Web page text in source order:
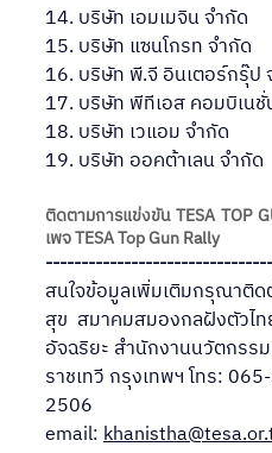
14. บริษัท เอมเมจิน จำกัด
15. บริษัท แซนโกรท จำกัด
16. บริษัท พี.จี อินเตอร์กรุ๊ป
17. บริษัท พีทีเอส คอมบิเนชั่
18. บริษัท เวแอม จำกัด
19. บริษัท ออคต้าเลน จำกัด
ติดตามการแข่งขัน TESA TOP
เพจ TESA Top Gun Rally
สนใจข้อมูลเพิ่มเติมกรุณาติ
สุข  สมาคมสมองกลฝังตัวไ
อัจฉริยะ สำนักงานนวัตกรร
ราชเทวี กรุงเทพฯ โทร:
2506
email: